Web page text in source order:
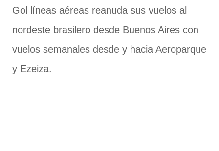
Gol líneas aéreas reanuda sus vuelos al
nordeste brasilero desde Buenos Aires con
vuelos semanales desde y hacia Aeroparque
y Ezeiza.